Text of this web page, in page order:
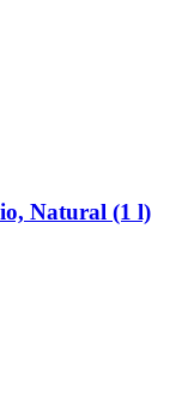
Natural (1 l)